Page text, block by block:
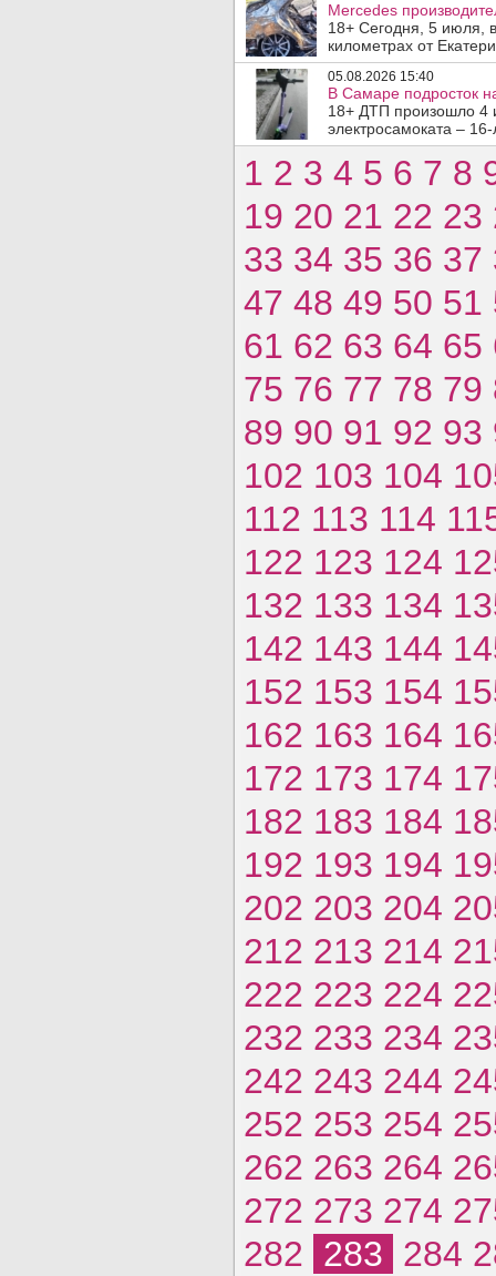
Mercedes
18+ Сегодня, 5 июля,
километрах от
05.08.2026 15:40
В Самаре подросток
18+ ДТП произошло
электросамоката –
1 2 3 4 5 6 7 8
19 20 21 22 23
33 34 35 36 37
47 48 49 50 51
61 62 63 64 65
75 76 77 78 79
89 90 91 92 93
102 103 104
112 113 114
122 123 124
132 133 134
142 143 144
152 153 154
162 163 164
172 173 174
182 183 184
192 193 194
202 203 204
212 213 214
222 223 224
232 233 234
242 243 244
252 253 254
262 263 264
272 273 274
282 283 284